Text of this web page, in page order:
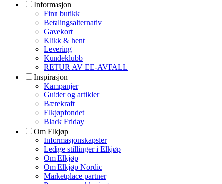
Informasjon
Finn butikk
Betalingsalternativ
Gavekort
Klikk & hent
Levering
Kundeklubb
RETUR AV EE-AVFALL
Inspirasjon
Kampanjer
Guider og artikler
Bærekraft
Elkjøpfondet
Black Friday
Om Elkjøp
Informasjonskapsler
Ledige stillinger i Elkjøp
Om Elkjøp
Om Elkjøp Nordic
Marketplace partner